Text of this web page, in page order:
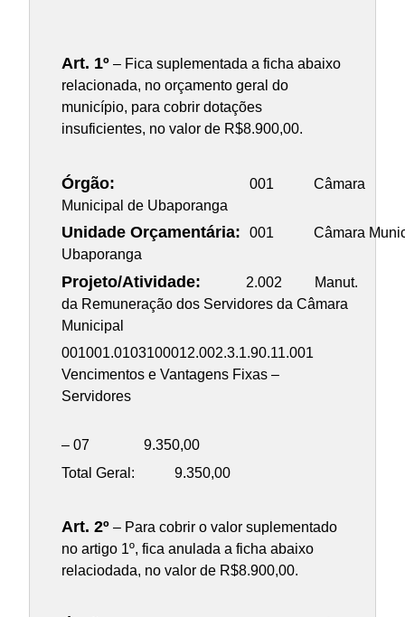
Art. 1º – Fica suplementada a ficha abaixo
relacionada, no orçamento geral do
município, para cobrir dotações
insuficientes, no valor de R$8.900,00.
Órgão:
001 Câmara
Municipal de Ubaporanga
Unidade Orçamentária:001 Câmara
Ubaporanga
Projeto/Atividade:
2.002 Manut.
da Remuneração dos Servidores da Câmara
Municipal
001001.0103100012.002.3.1.90.11.001
Vencimentos e Vantagens Fixas –
Servidores
– 07 9.350,00
Total Geral: 9.350,00
Art. 2º – Para cobrir o valor suplementado
no artigo 1º, fica anulada a ficha abaixo
relaciodada, no valor de R$8.900,00.